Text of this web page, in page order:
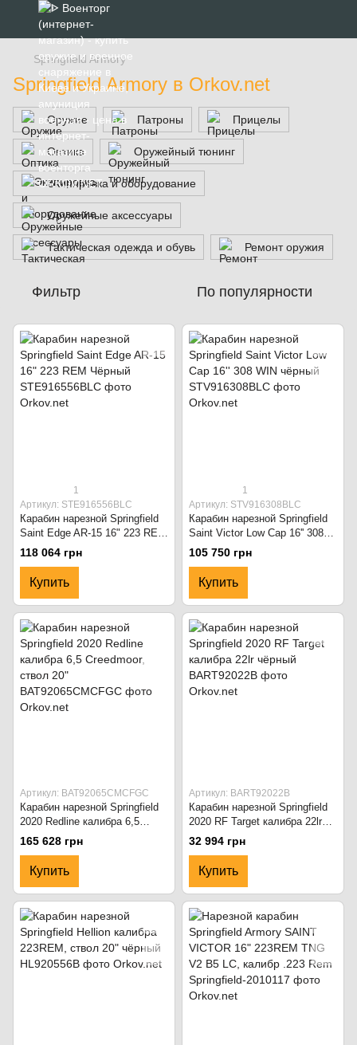
Springfield Armory
Springfield Armory в Orkov.net
Оружие Патроны Прицелы
Оптика Оружейный тюнинг
Экипировка и оборудование
Оружейные аксессуары
Тактическая одежда и обувь Ремонт оружия
Фильтр По популярности
1
Артикул: STE916556BLC
Карабин нарезной Springfield
Saint Edge AR-15 16" 223 REM
Чёрный
118 064 грн
Купить
1
Артикул: STV916308BLC
Карабин нарезной Springfield
Saint Victor Low Cap 16'' 308
WIN чёрный
105 750 грн
Купить
Артикул: BAT92065CMCFGC
Карабин нарезной Springfield
2020 Redline калибра 6,5
Creedmoor, ствол 20"
165 628 грн
Купить
Артикул: BART92022B
Карабин нарезной Springfield
2020 RF Target калибра 22lr
чёрный
32 994 грн
Купить